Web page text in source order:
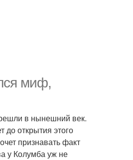
миф,
в нынешний век.
до открытия этого
признавать факт
у Колумба уж не